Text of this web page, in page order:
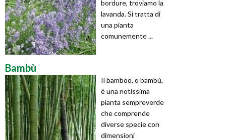
bordure, troviamo la
lavanda. Si tratta di
una pianta
comunemente ...
Bambù
Il bamboo, o bambù,
è una notissima
pianta sempreverde
che comprende
diverse specie con
dimensioni